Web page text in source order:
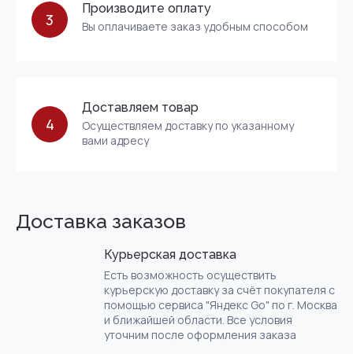
3
Производите оплату
Вы оплачиваете заказ удобным способом
4
Доставляем товар
Осуществляем доставку по указанному
вами адресу
Доставка заказов
Курьерская доставка
Есть возможность осуществить
курьерскую доставку за счёт покупателя с
помощью сервиса "Яндекс Go" по г. Москва
и ближайшей области. Все условия
уточним после оформления заказа